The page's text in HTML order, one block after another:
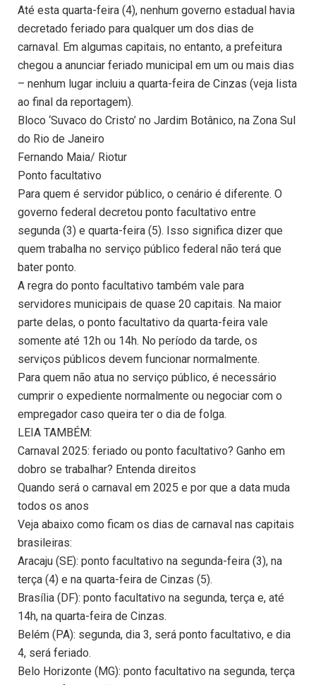
Até esta quarta-feira (4), nenhum governo estadual havia
decretado feriado para qualquer um dos dias de
carnaval. Em algumas capitais, no entanto, a prefeitura
chegou a anunciar feriado municipal em um ou mais dias
– nenhum lugar incluiu a quarta-feira de Cinzas (veja lista
ao final da reportagem).
Bloco ‘Suvaco do Cristo’ no Jardim Botânico, na Zona Sul
do Rio de Janeiro
Fernando Maia/ Riotur
Ponto facultativo
Para quem é servidor público, o cenário é diferente. O
governo federal decretou ponto facultativo entre
segunda (3) e quarta-feira (5). Isso significa dizer que
quem trabalha no serviço público federal não terá que
bater ponto.
A regra do ponto facultativo também vale para
servidores municipais de quase 20 capitais. Na maior
parte delas, o ponto facultativo da quarta-feira vale
somente até 12h ou 14h. No período da tarde, os
serviços públicos devem funcionar normalmente.
Para quem não atua no serviço público, é necessário
cumprir o expediente normalmente ou negociar com o
empregador caso queira ter o dia de folga.
LEIA TAMBÉM:
Carnaval 2025: feriado ou ponto facultativo? Ganho em
dobro se trabalhar? Entenda direitos
Quando será o carnaval em 2025 e por que a data muda
todos os anos
Veja abaixo como ficam os dias de carnaval nas capitais
brasileiras:
Aracaju (SE): ponto facultativo na segunda-feira (3), na
terça (4) e na quarta-feira de Cinzas (5).
Brasília (DF): ponto facultativo na segunda, terça e, até
14h, na quarta-feira de Cinzas.
Belém (PA): segunda, dia 3, será ponto facultativo, e dia
4, será feriado.
Belo Horizonte (MG): ponto facultativo na segunda, terça